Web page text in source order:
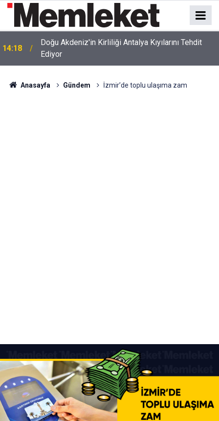
14:18
Doğu Akdeniz'in Kirliliği Antalya Kıyılarını Tehdit
Ediyor
Anasayfa Gündem İzmir’de toplu ulaşıma zam